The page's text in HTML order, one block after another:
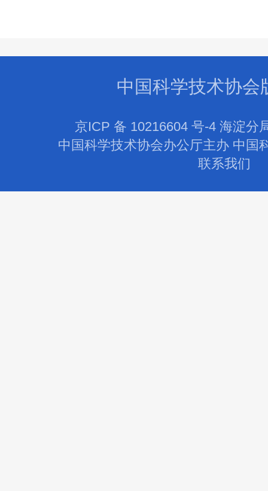
中国科学技术协会
京ICP 备 10216604 号-4 海淀分
中国科学技术协会办公厅主办 中国
联系我们